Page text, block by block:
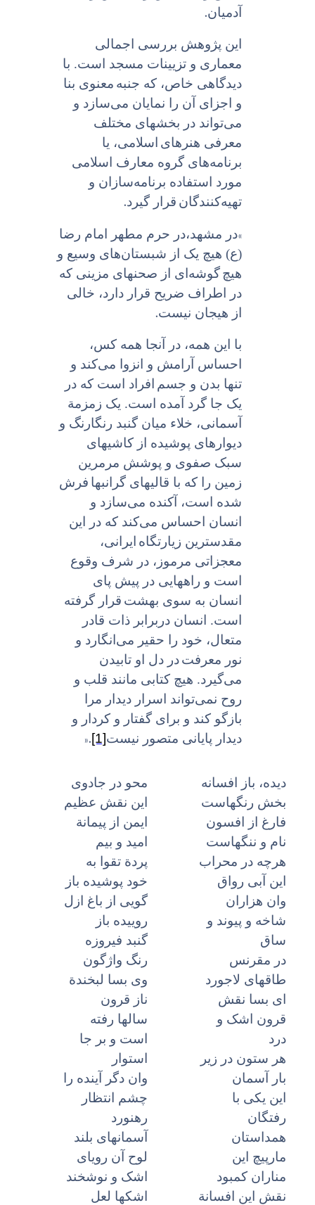
آدمیان.
این پژوهش بررسى اجمالى
معمارى و تزیینات مسجد است. با
دیدگاهى خاص، که جنبه معنوى بنا
و اجزاى آن را نمایان می‌سازد و
می‌تواند در بخشهاى مختلف
معرفى هنرهاى اسلامی، یا
برنامه‌هاى گروه معارف اسلامى
مورد استفاده برنامه‌سازان و
تهیه‌کنندگان قرار گیرد.
«در مشهد،‌در حرم مطهر امام رضا
(ع) هیچ یک از شبستان‌هاى وسیع و
هیچگوشه‌اى از صحنهاى مزینى که
در اطراف ضریح قرار دارد، خالى
از هیجان نیست.
با این همه، در آنجا همه کس،
احساس آرامش و انزوا می‌کند و
تنها بدن و جسم افراد است که در
یک جا گرد آمده است. یک زمزمة
آسمانی، خلاء میان گنبد رنگارنگ و
دیوارهای پوشیده از کاشیهاى
سبک صفوى و پوشش مرمرین
زمین را که با قالیهاى گرانبها فرش
شده است، آکنده می‌سازد و
انسان احساس می‌کند که در این
مقدسترین زیارتگاه ایرانی،
معجزاتى مرموز، در شرف وقوع
است و راههایى در پیش پاى
انسان به سوى بهشت قرار گرفته
است. انسان دربرابر ذات قادر
متعال، خود را حقیر می‌انگارد و
نور معرفتدر دل او تابیدن
می‌گیرد. هیچ کتابى مانند قلب و
روح نمی‌تواند اسرار دیدار مرا
بازگو کند و براى گفتار و کردار و
دیدار پایانى متصور نیست
».[1]
دیده، باز افسانه
بخش رنگهاست
فارغ از افسون
نام و ننگهاست
هرچه در محراب
این آبى رواق
وان هزاران
شاخه و پیوند و
ساق
در مقرنس
طاقهاى لاجورد
اى بسا نقش
قرون اشک و
درد
هر ستون در زیر
بار آسمان
این یکى با
رفتگان
همداستان
مارپیچ این
مناران کمبود
نقش این افسانة
محو در جادوى
این نقش عظیم
ایمن از پیمانة
امید و بیم
پردة تقوا به
خود پوشیده باز
گویى از باغ ازل
روییده باز
گنبد فیروزه
رنگ واژگون
وى بسا لبخندة
ناز قرون
سالها رفته
است و بر جا
استوار
وان دگر آینده را
چشم انتظار
رهنورد
آسمانهاى بلند
لوح آن رویاى
اشک و نوشخند
اشکها لعل